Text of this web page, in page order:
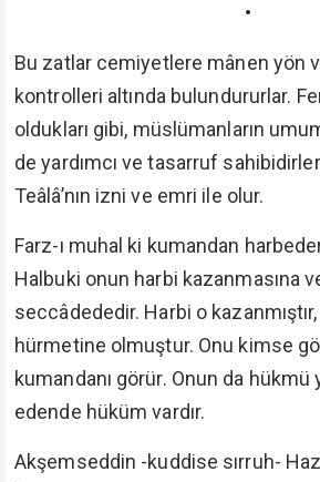
•
Bu zatlar cemiyetlere mânen yön
kontrolleri altında bulundururlar.
oldukları gibi, müslümanların
de yardımcı ve tasarruf
Teâlâ’nın izni ve emri ile olur.
Farz-ı muhal ki kumandan
Halbuki onun harbi kazanmasına
seccâdededir. Harbi o
hürmetine olmuştur. Onu kimse
kumandanı görür. Onun da
edende hüküm vardır.
Akşemseddin -kuddise sırruh-